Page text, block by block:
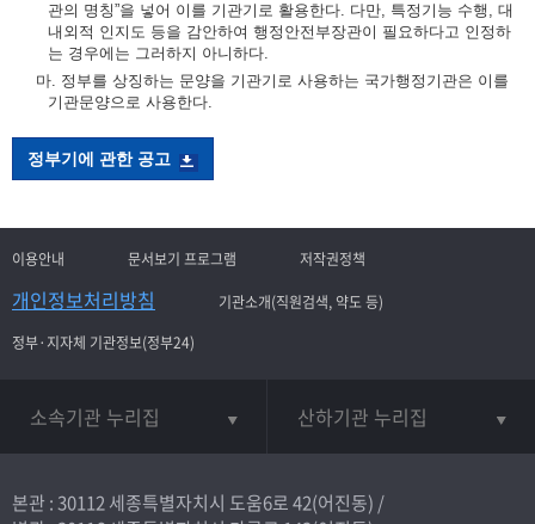
관의 명칭”을 넣어 이를 기관기로 활용한다. 다만, 특정기능 수행, 대
내외적 인지도 등을 감안하여 행정안전부장관이 필요하다고 인정하
는 경우에는 그러하지 아니하다.
마. 정부를 상징하는 문양을 기관기로 사용하는 국가행정기관은 이를
기관문양으로 사용한다.
정부기에 관한 공고
이용안내 문서보기 프로그램 저작권정책
개인정보처리방침
기관소개(직원검색, 약도 등)
정부·지자체 기관정보(정부24)
소속기관 누리집 산하기관 누리집
본관 : 30112 세종특별자치시 도움6로 42(어진동) /